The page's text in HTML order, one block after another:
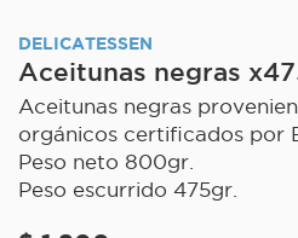
DELICATESSEN
Aceitunas negras
Aceitunas negras
orgánicos certificados por
Peso neto 800gr.
Peso escurrido 475gr.